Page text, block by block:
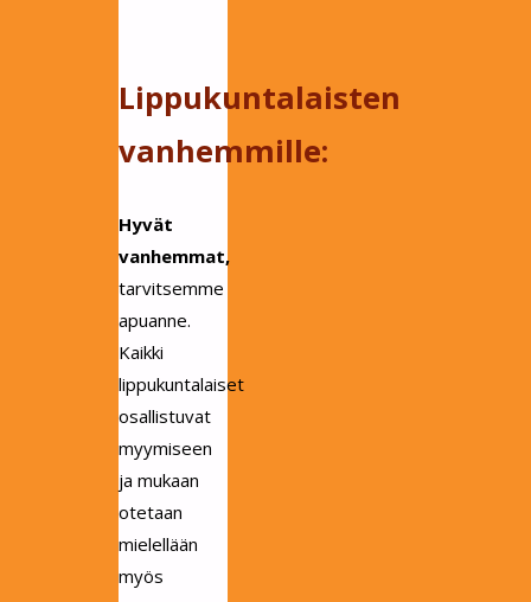
Lippukuntalaisten
vanhemmille:
Hyvät
vanhemmat,
tarvitsemme
apuanne.
Kaikki
lippukuntalaiset
osallistuvat
myymiseen
ja mukaan
otetaan
mielellään
myös